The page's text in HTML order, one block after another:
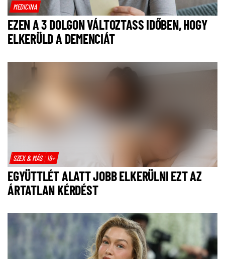
MEDICINA
EZEN A 3 DOLGON VÁLTOZTASS IDŐBEN, HOGY
ELKERÜLD A DEMENCIÁT
SZEX & MÁS 18+
EGYÜTTLÉT ALATT JOBB ELKERÜLNI EZT AZ
ÁRTATLAN KÉRDÉST